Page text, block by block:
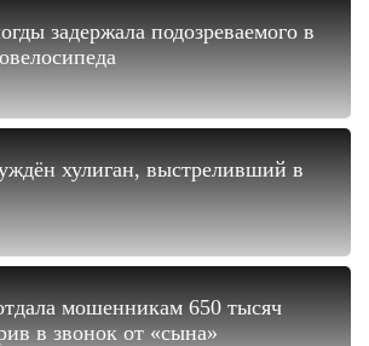
задержала подозреваемого в
хулиган, выстреливший в
мошенникам 650 тысяч
в звонок от «сына»